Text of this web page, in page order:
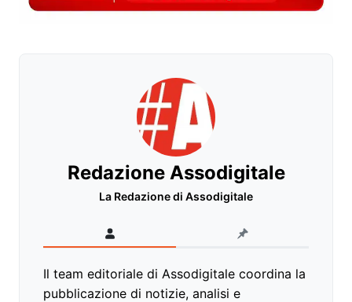
Redazione Assodigitale
La Redazione di Assodigitale
Il team editoriale di Assodigitale coordina la
pubblicazione di notizie, analisi e